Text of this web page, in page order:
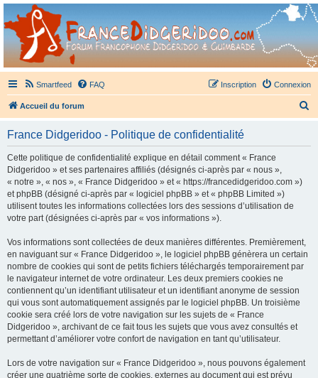
France Didgeridoo
Didgeridoo et Guimbarde sur France Didgeridoo - retrouvez la communauté.
Smartfeed FAQ Connexion
Inscription
Accueil du forum
France Didgeridoo - Politique de confidentialité
Cette politique de confidentialité explique en détail comment « France
Didgeridoo » et ses partenaires affiliés (désignés ci-après par « nous »,
« notre », « nos », « France Didgeridoo » et « https://francedidgeridoo.com »)
et phpBB (désigné ci-après par « logiciel phpBB » et « phpBB Limited »)
utilisent toutes les informations collectées lors des sessions d’utilisation de
votre part (désignées ci-après par « vos informations »).
Vos informations sont collectées de deux manières différentes. Premièrement,
en naviguant sur « France Didgeridoo », le logiciel phpBB génèrera un certain
nombre de cookies qui sont de petits fichiers téléchargés temporairement par
le navigateur internet de votre ordinateur. Les deux premiers cookies ne
contiennent qu’un identifiant utilisateur et un identifiant anonyme de session
qui vous sont automatiquement assignés par le logiciel phpBB. Un troisième
cookie sera créé lors de votre navigation sur les sujets de « France
Didgeridoo », archivant de ce fait tous les sujets que vous avez consultés et
permettant d’améliorer votre confort de navigation en tant qu’utilisateur.
Lors de votre navigation sur « France Didgeridoo », nous pouvons également
créer une quatrième sorte de cookies, externes au document qui est prévu